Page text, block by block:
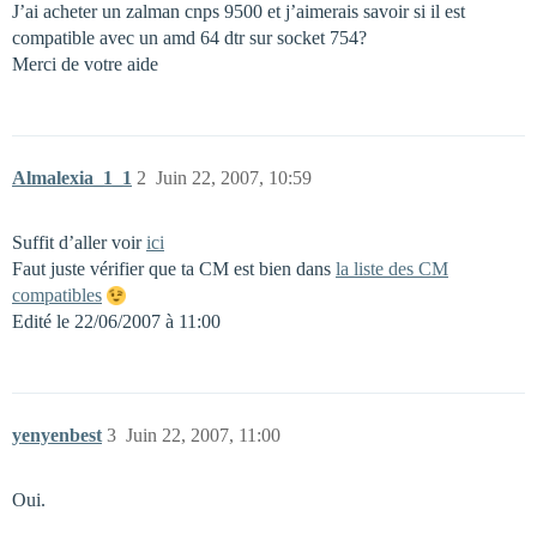
J’ai acheter un zalman cnps 9500 et j’aimerais savoir si il est
compatible avec un amd 64 dtr sur socket 754?
Merci de votre aide
Almalexia_1_1 Juin 22, 2007, 10:59
2
Suffit d’aller voirici
Faut juste vérifier que ta CM est bien dans la liste des CM
compatibles
Edité le 22/06/2007 à 11:00
yenyenbest Juin 22, 2007, 11:00
3
Oui.